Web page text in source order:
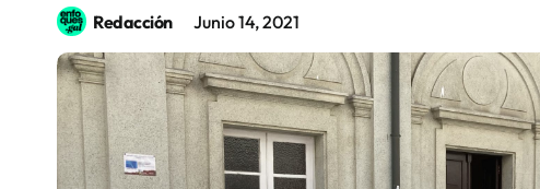
Gastronomía
Escenarios
Sostenibilidad
Redacción Junio 14, 2021